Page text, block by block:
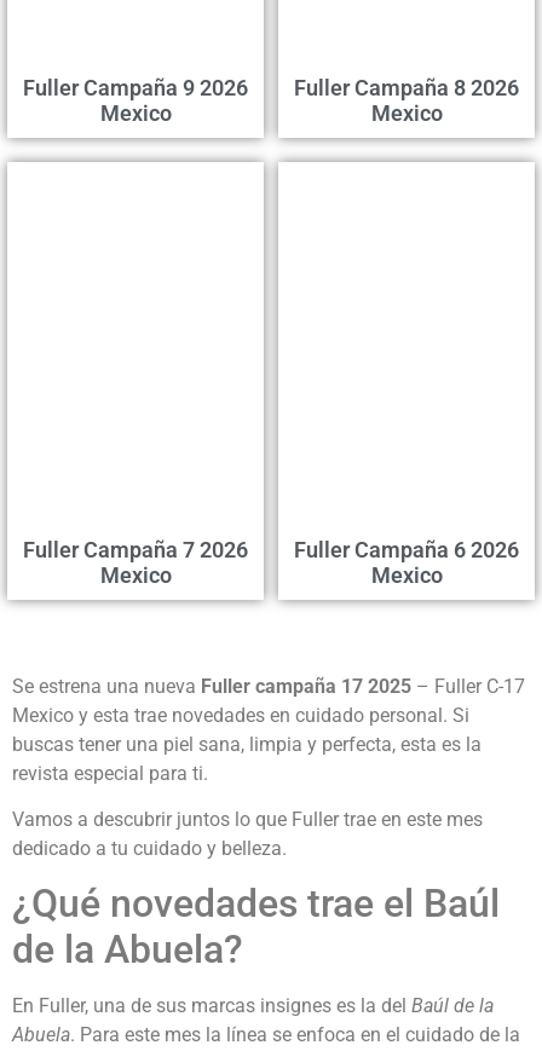
Fuller Campaña 9 2026
Mexico
Fuller Campaña 8 2026
Mexico
Fuller Campaña 7 2026
Mexico
Fuller Campaña 6 2026
Mexico
Se estrena una nueva Fuller campaña 17 2025 – Fuller C-17
Mexico y esta trae novedades en cuidado personal. Si
buscas tener una piel sana, limpia y perfecta, esta es la
revista especial para ti.
Vamos a descubrir juntos lo que Fuller trae en este mes
dedicado a tu cuidado y belleza.
¿Qué novedades trae el Baúl
de la Abuela?
En Fuller, una de sus marcas insignes es la del Baúl de la
Abuela. Para este mes la línea se enfoca en el cuidado de la